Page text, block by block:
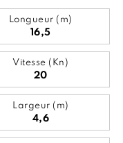
Longueur (m)
16,5
Vitesse (Kn)
20
Largeur (m)
4,6